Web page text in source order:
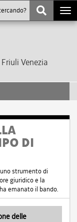
Venezia
DI
strumento di
giuridico e la
emanato il bando.
delle